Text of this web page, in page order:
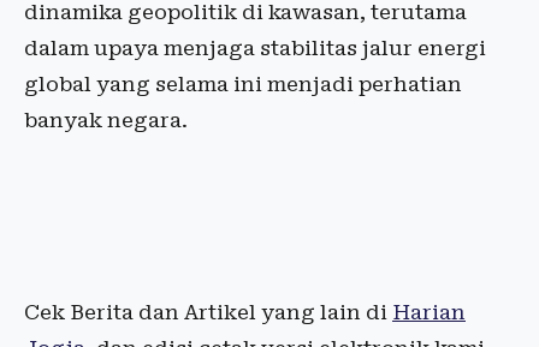
dinamika geopolitik di kawasan, terutama
dalam upaya menjaga stabilitas jalur energi
global yang selama ini menjadi perhatian
banyak negara.
Cek Berita dan Artikel yang lain di Harian